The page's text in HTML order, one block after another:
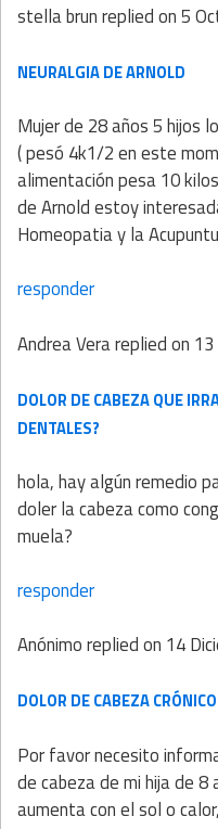
stella brunreplied on5
NEURALGIA DE ARNOLD
Mujer de 28 años 5 hijos
( pesó 4k1/2 en este
alimentación pesa 10
de Arnold estoy
Homeopatia y la
responder
Andrea Verareplied on
DOLOR DE CABEZA QUE
DENTALES?
hola, hay algún remedio
doler la cabeza como
muela?
responder
Anónimoreplied on 14
DOLOR DE CABEZA CRÓNICO
Por favor necesito
de cabeza de mi hija de 8
aumenta con el sol o